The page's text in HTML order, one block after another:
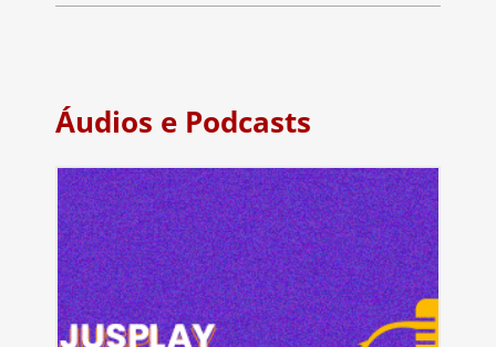
Áudios e Podcasts